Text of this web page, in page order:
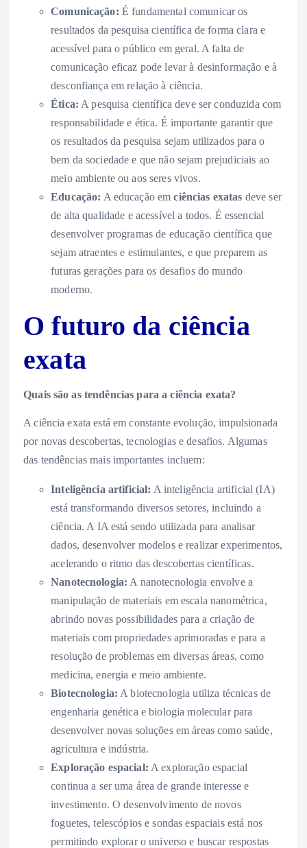
Comunicação: É fundamental comunicar os
resultados da pesquisa científica de forma clara e
acessível para o público em geral. A falta de
comunicação eficaz pode levar à desinformação e à
desconfiança em relação à ciência.
Ética: A pesquisa científica deve ser conduzida com
responsabilidade e ética. É importante garantir que
os resultados da pesquisa sejam utilizados para o
bem da sociedade e que não sejam prejudiciais ao
meio ambiente ou aos seres vivos.
Educação: A educação emciências exatas deve ser
de alta qualidade e acessível a todos. É essencial
desenvolver programas de educação científica que
sejam atraentes e estimulantes, e que preparem as
futuras gerações para os desafios do mundo
moderno.
O futuro da ciência
exata
Quais são as tendências para a ciência exata?
A ciência exata está em constante evolução, impulsionada
por novas descobertas, tecnologias e desafios. Algumas
das tendências mais importantes incluem:
Inteligência artificial: A inteligência artificial (IA)
está transformando diversos setores, incluindo a
ciência. A IA está sendo utilizada para analisar
dados, desenvolver modelos e realizar experimentos,
acelerando o ritmo das descobertas científicas.
Nanotecnologia: A nanotecnologia envolve a
manipulação de materiais em escala nanométrica,
abrindo novas possibilidades para a criação de
materiais com propriedades aprimoradas e para a
resolução de problemas em diversas áreas, como
medicina, energia e meio ambiente.
Biotecnologia: A biotecnologia utiliza técnicas de
engenharia genética e biologia molecular para
desenvolver novas soluções em áreas como saúde,
agricultura e indústria.
Exploração espacial: A exploração espacial
continua a ser uma área de grande interesse e
investimento. O desenvolvimento de novos
foguetes, telescópios e sondas espaciais está nos
permitindo explorar o universo e buscar respostas